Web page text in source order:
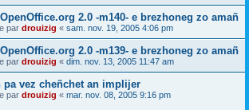
2.0 -m140- e brezhoneg zo amañ
par drouizig « sam. nov. 19, 2005 4:06 pm
2.0 -m139- e brezhoneg zo amañ
par drouizig « dim. nov. 13, 2005 11:47 am
pa vez cheñchet an implijer
par drouizig « mar. nov. 08, 2005 9:16 pm